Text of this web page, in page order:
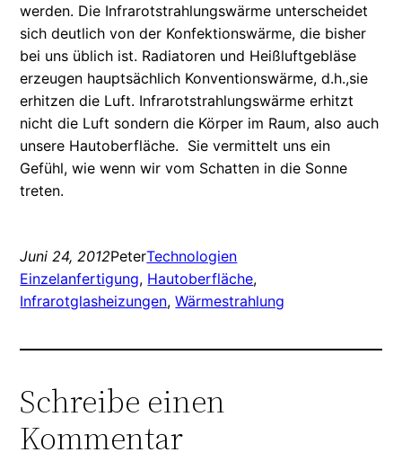
werden. Die Infrarotstrahlungswärme unterscheidet
sich deutlich von der Konfektionswärme, die bisher
bei uns üblich ist. Radiatoren und Heißluftgebläse
erzeugen hauptsächlich Konventionswärme, d.h.,sie
erhitzen die Luft. Infrarotstrahlungswärme erhitzt
nicht die Luft sondern die Körper im Raum, also auch
unsere Hautoberfläche. Sie vermittelt uns ein
Gefühl, wie wenn wir vom Schatten in die Sonne
treten.
Juni 24, 2012PeterTechnologien
Einzelanfertigung, Hautoberfläche
Infrarotglasheizungen, Wärmestrahlung
Schreibe einen
Kommentar